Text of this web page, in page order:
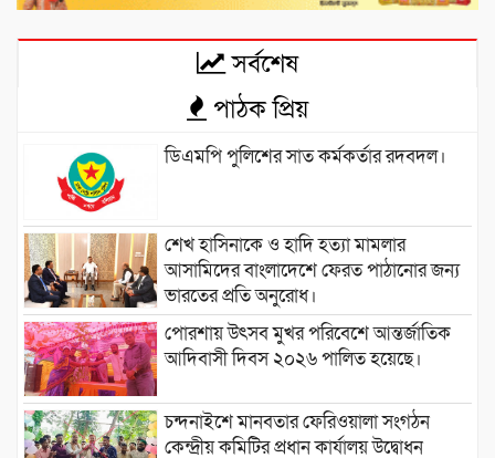
সর্বশেষ
পাঠক প্রিয়
ডিএমপি পুলিশের সাত কর্মকর্তার রদবদল।
শেখ হাসিনাকে ও হাদি হত্যা মামলার
আসামিদের বাংলাদেশে ফেরত পাঠানোর জন্য
ভারতের প্রতি অনুরোধ।
পোরশায় উৎসব মুখর পরিবেশে আন্তর্জাতিক
আদিবাসী দিবস ২০২৬ পালিত হয়েছে।
চন্দনাইশে মানবতার ফেরিওয়ালা সংগঠন
কেন্দ্রীয় কমিটির প্রধান কার্যালয় উদ্বোধন